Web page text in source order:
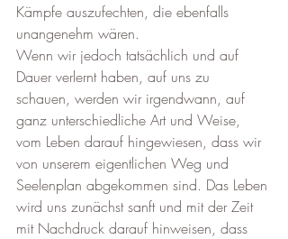
Kämpfe auszufechten, die ebenfalls
unangenehm wären.
Wenn wir jedoch tatsächlich und auf
Dauer verlernt haben, auf uns zu
schauen, werden wir irgendwann, auf
ganz unterschiedliche Art und Weise,
vom Leben darauf hingewiesen, dass wir
von unserem eigentlichen Weg und
Seelenplan abgekommen sind. Das Leben
wird uns zunächst sanft und mit der Zeit
mit Nachdruck darauf hinweisen, dass